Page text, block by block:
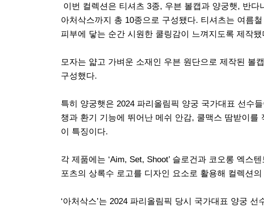
이번 컬렉션은 티셔츠 3종, 우븐 볼캡과 양궁햇, 반
아처삭스까지 총 10종으로 구성됐다. 티셔츠는 여름
피부에 닿는 순간 시원한 쿨링감이 느껴지도록 제작됐
모자는 얇고 가벼운 소재인 우븐 원단으로 제작된 볼
구성했다.
특히 양궁햇은 2024 파리올림픽 양궁 국가대표 선수
챙과 환기 기능에 뛰어난 메쉬 안감, 쿨맥스 땀받이를
이 특징이다.
각 제품에는 ‘Aim, Set, Shoot’ 슬로건과 코오롱 엑스
포츠의 상록수 로고를 디자인 요소로 활용해 컬렉션
‘아처삭스’는 2024 파리올림픽 당시 국가대표 양궁